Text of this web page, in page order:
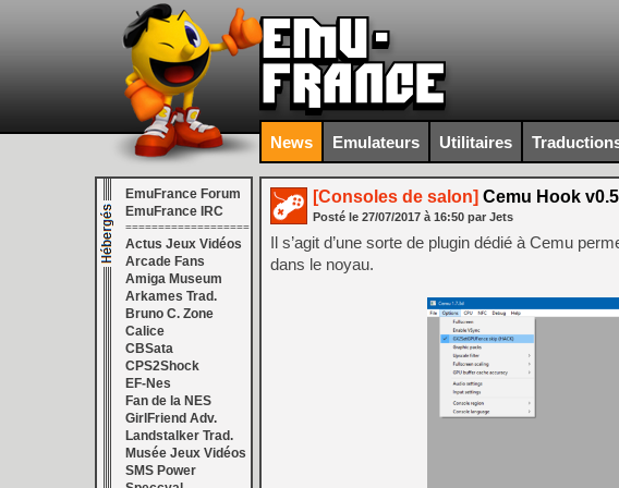
News Emulateurs Utilitaires
EmuFrance Forum
EmuFrance IRC
===================
Actus Jeux Vidéos
Arcade Fans
Amiga Museum
Arkames Trad.
Bruno C. Zone
Calice
CBSata
CPS2Shock
EF-Nes
Fan de la NES
GirlFriend Adv.
Landstalker Trad.
Musée Jeux Vidéos
SMS Power
[Consoles de salon] Cemu Hook
Posté le 27/07/2017 à 16:50 par Jets
Il s’agit d’une sorte de plugin dédié à Cemu
dans le noyau.